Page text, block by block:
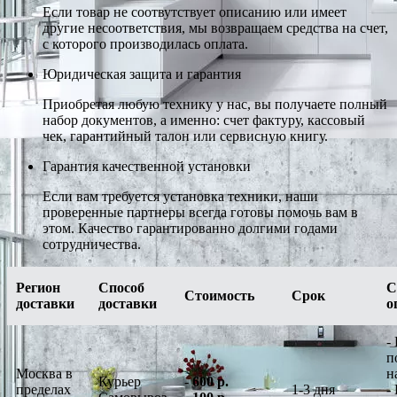
Если товар не соотвутствует описанию или имеет
другие несоответствия, мы возвращаем средства на счет,
с которого производилась оплата.
Юридическая защита и гарантия
Приобретая любую технику у нас, вы получаете полный
набор документов, а именно: счет фактуру, кассовый
чек, гарантийный талон или сервисную книгу.
Гарантия качественной установки
Если вам требуется установка техники, наши
проверенные партнеры всегда готовы помочь вам в
этом. Качество гарантированно долгими годами
сотрудничества.
Регион
доставки
Способ
доставки
Стоимость Срок
Москва в
пределах
Курьер
-600 р.
1-3 дня
-
-